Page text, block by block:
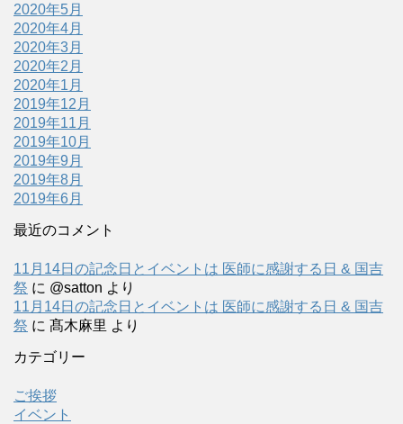
2020年5月
2020年4月
2020年3月
2020年2月
2020年1月
2019年12月
2019年11月
2019年10月
2019年9月
2019年8月
2019年6月
最近のコメント
11月14日の記念日とイベントは 医師に感謝する日 & 国吉
祭 に @satton より
11月14日の記念日とイベントは 医師に感謝する日 & 国吉
祭 に 髙木麻里 より
カテゴリー
ご挨拶
イベント